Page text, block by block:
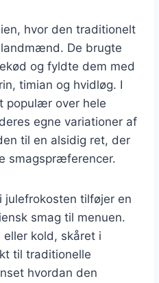
hvor den traditionelt
De brugte
og fyldte dem med
timian og hvidløg. I
populær over hele
egne variationer af
til en alsidig ret, der
smagspræferencer.
julefrokosten tilføjer en
smag til menuen.
eller kold, skåret i
til traditionelle
hvordan den